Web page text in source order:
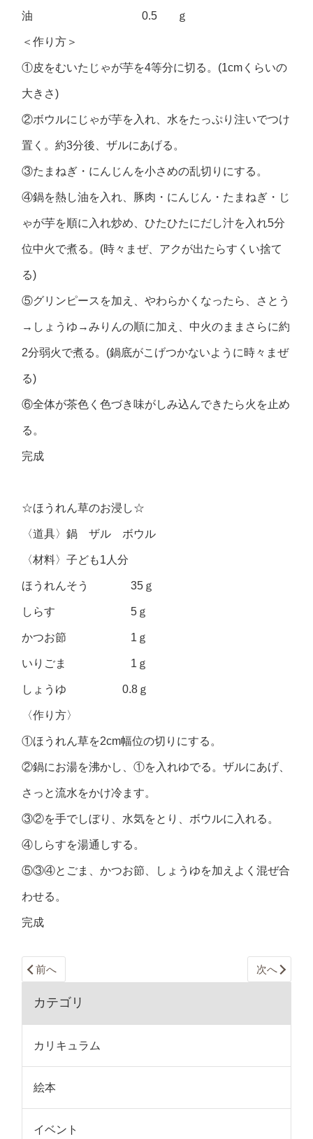
油 0.5 ｇ
＜作り方＞
①皮をむいたじゃが芋を4等分に切る。(1cmくらいの
大きさ)
②ボウルにじゃが芋を入れ、水をたっぷり注いでつけ
置く。約3分後、ザルにあげる。
③たまねぎ・にんじんを小さめの乱切りにする。
④鍋を熱し油を入れ、豚肉・にんじん・たまねぎ・じ
ゃが芋を順に入れ炒め、ひたひたにだし汁を入れ5分
位中火で煮る。(時々まぜ、アクが出たらすくい捨て
る)
⑤グリンピースを加え、やわらかくなったら、さとう
→しょうゆ→みりんの順に加え、中火のままさらに約
2分弱火で煮る。(鍋底がこげつかないように時々まぜ
る)
⑥全体が茶色く色づき味がしみ込んできたら火を止め
る。
完成
☆ほうれん草のお浸し☆
〈道具〉鍋 ザル ボウル
〈材料〉子ども1人分
ほうれんそう 35ｇ
しらす 5ｇ
かつお節 1ｇ
いりごま 1ｇ
しょうゆ 0.8ｇ
〈作り方〉
①ほうれん草を2cm幅位の切りにする。
②鍋にお湯を沸かし、①を入れゆでる。ザルにあげ、
さっと流水をかけ冷ます。
③②を手でしぼり、水気をとり、ボウルに入れる。
④しらすを湯通しする。
⑤③④とごま、かつお節、しょうゆを加えよく混ぜ合
わせる。
完成
前へ 次へ
カテゴリ
カリキュラム
絵本
イベント